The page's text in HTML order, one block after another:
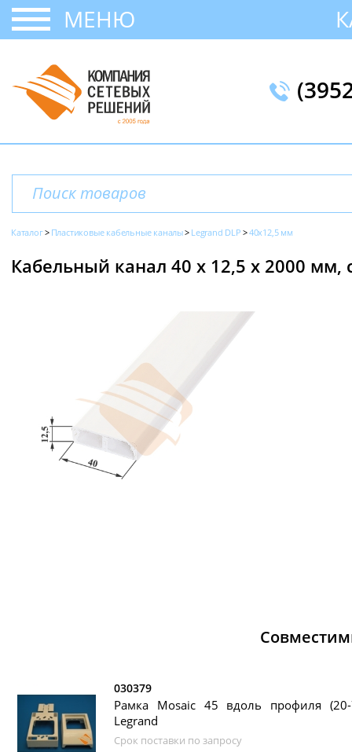
МЕНЮ
Каталог Пластиковые кабельные каналы Legrand DLP 40x12,5 мм
Кабельный канал 40 х 12,5 x 2000 мм,
030379
Рамка Mosaic 45 вдоль профиля
Legrand
Срок поставки по запросу